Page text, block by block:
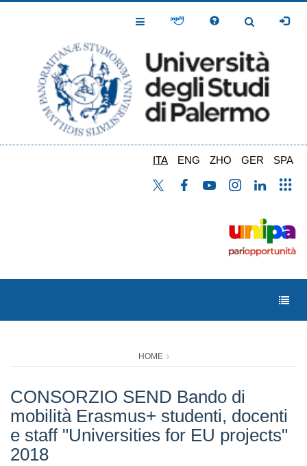
Toggle
Toggle
ITA ENG ZHO GER SPA
HOME
CONSORZIO SEND Bando di
mobilità Erasmus+ studenti, docenti
e staff "Universities for EU projects"
2018